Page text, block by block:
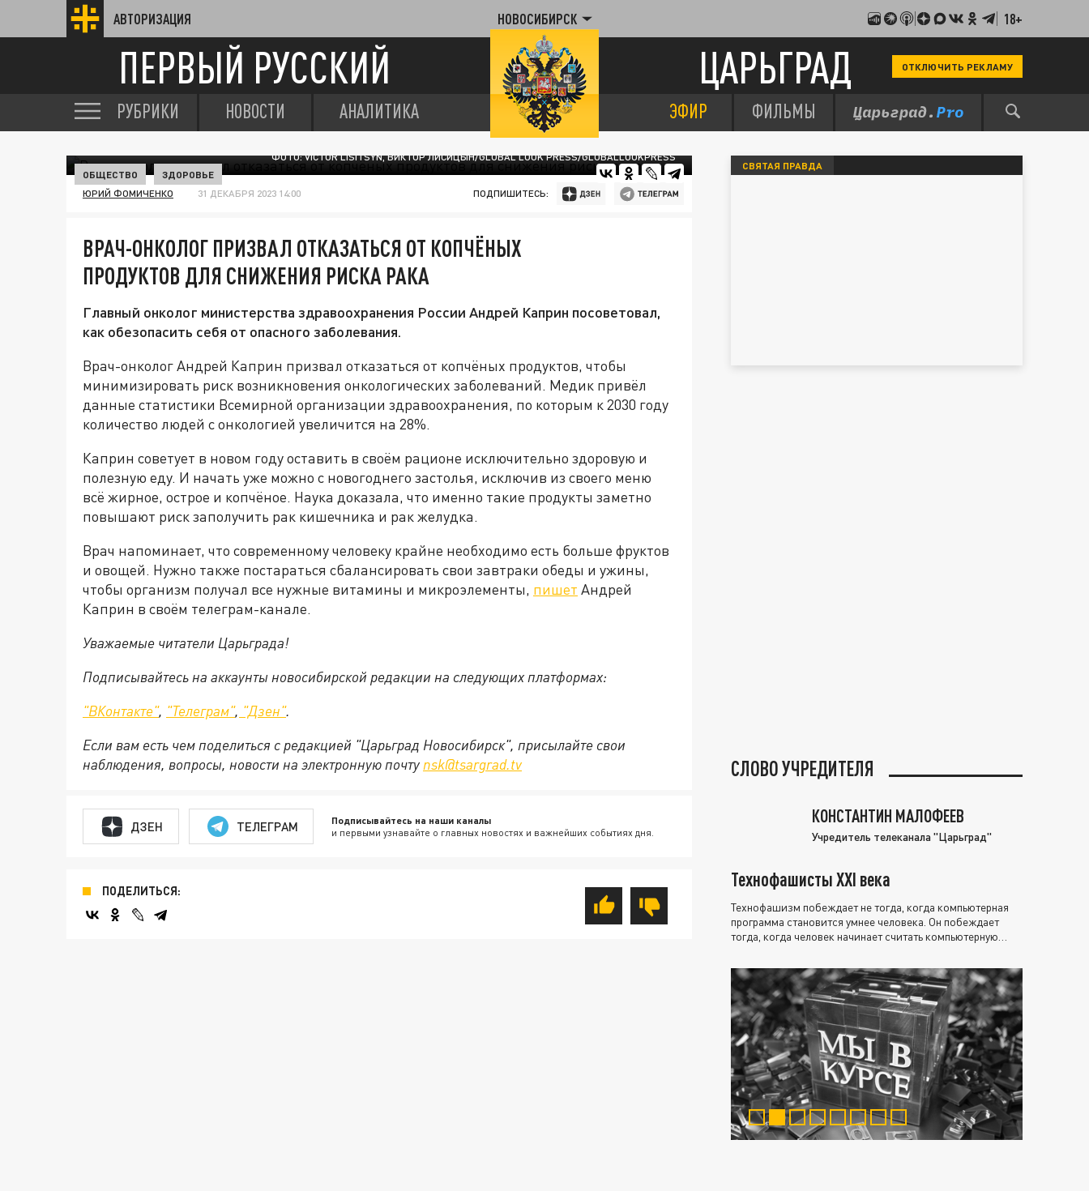
АВТОРИЗАЦИЯ НОВОСИБИРСК 18+
ПЕРВЫЙ РУССКИЙ ЦАРЬГРАД ОТКЛЮЧИТЬ РЕКЛАМУ
РУБРИКИ НОВОСТИ АНАЛИТИКА ЭФИР ФИЛЬМЫ
ФОТО: VICTOR LISITSYN, ВИКТОР ЛИСИЦЫН/GLOBAL LOOK PRESS/GLOBALLOOKPRESS
ОБЩЕСТВО ЗДОРОВЬЕ
ЮРИЙ ФОМИЧЕНКО 31 ДЕКАБРЯ 2023 14:00 ПОДПИШИТЕСЬ:
ВРАЧ-ОНКОЛОГ ПРИЗВАЛ ОТКАЗАТЬСЯ ОТ КОПЧЁНЫХ
ПРОДУКТОВ ДЛЯ СНИЖЕНИЯ РИСКА РАКА
Главный онколог министерства здравоохранения России Андрей Каприн посоветовал,
как обезопасить себя от опасного заболевания.
Врач-онколог Андрей Каприн призвал отказаться от копчёных продуктов, чтобы
минимизировать риск возникновения онкологических заболеваний. Медик привёл
данные статистики Всемирной организации здравоохранения, по которым к 2030 году
количество людей с онкологией увеличится на 28%.
Каприн советует в новом году оставить в своём рационе исключительно здоровую и
полезную еду. И начать уже можно с новогоднего застолья, исключив из своего меню
всё жирное, острое и копчёное. Наука доказала, что именно такие продукты заметно
повышают риск заполучить рак кишечника и рак желудка.
Врач напоминает, что современному человеку крайне необходимо есть больше фруктов
и овощей. Нужно также постараться сбалансировать свои завтраки обеды и ужины,
чтобы организм получал все нужные витамины и микроэлементы, пишет Андрей
Каприн в своём телеграм-канале.
Уважаемые читатели Царьграда!
Подписывайтесь на аккаунты новосибирской редакции на следующих платформах:
"ВКонтакте", "Телеграм", "Дзен".
Если вам есть чем поделиться с редакцией "Царьград Новосибирск", присылайте свои
наблюдения, вопросы, новости на электронную почту nsk@tsargrad.tv
ДЗЕН ТЕЛЕГРАМ Подписывайтесь на наши каналы
и первыми узнавайте о главных новостях и важнейших событиях дня.
ПОДЕЛИТЬСЯ:
СВЯТАЯ ПРАВДА
СЛОВО УЧРЕДИТЕЛЯ
КОНСТАНТИН МАЛОФЕЕВ
Учредитель телеканала "Царьград"
Технофашисты XXI века
Технофашизм побеждает не тогда, когда компьютерная
программа становится умнее человека. Он побеждает
тогда, когда человек начинает считать компьютерную